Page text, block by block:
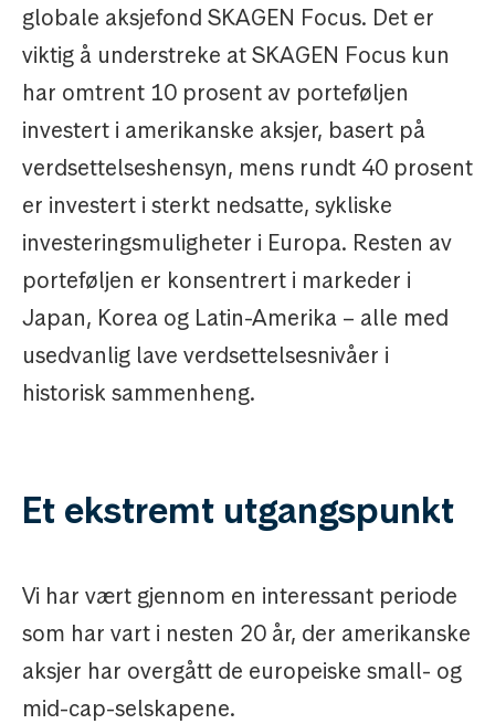
globale aksjefond SKAGEN Focus. Det er
viktig å understreke at SKAGEN Focus kun
har omtrent 10 prosent av porteføljen
investert i amerikanske aksjer, basert på
verdsettelseshensyn, mens rundt 40 prosent
er investert i sterkt nedsatte, sykliske
investeringsmuligheter i Europa. Resten av
porteføljen er konsentrert i markeder i
Japan, Korea og Latin-Amerika – alle med
usedvanlig lave verdsettelsesnivåer i
historisk sammenheng.
Et ekstremt utgangspunkt
Vi har vært gjennom en interessant periode
som har vart i nesten 20 år, der amerikanske
aksjer har overgått de europeiske small- og
mid-cap-selskapene.